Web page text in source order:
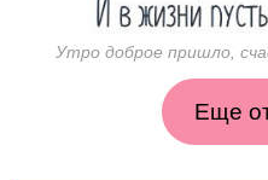
Утро доброе пришло,
Еще